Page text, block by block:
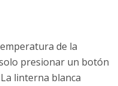
de la
presionar un botón
linterna blanca